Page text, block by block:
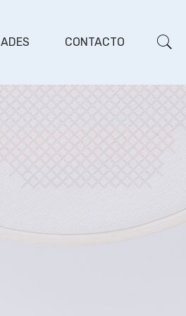
CONTACTO